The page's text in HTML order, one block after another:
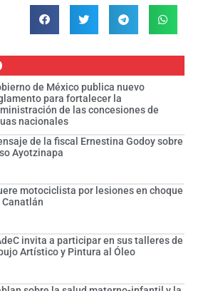
de México publica nuevo
para fortalecer la
de las concesiones de
nacionales
de la fiscal Ernestina Godoy sobre
Ayotzinapa
motociclista por lesiones en choque
Canatlán
invita a participar en sus talleres de
Artístico y Pintura al Óleo